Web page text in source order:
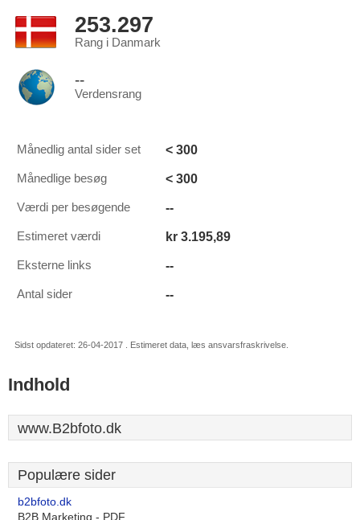
253.297
Rang i Danmark
--
Verdensrang
Månedlig antal sider set < 300
Månedlige besøg < 300
Værdi per besøgende --
Estimeret værdi kr 3.195,89
Eksterne links --
Antal sider --
Sidst opdateret: 26-04-2017 . Estimeret data, læs ansvarsfraskrivelse.
Indhold
www.B2bfoto.dk
Populære sider
b2bfoto.dk
B2B Marketing - PDF